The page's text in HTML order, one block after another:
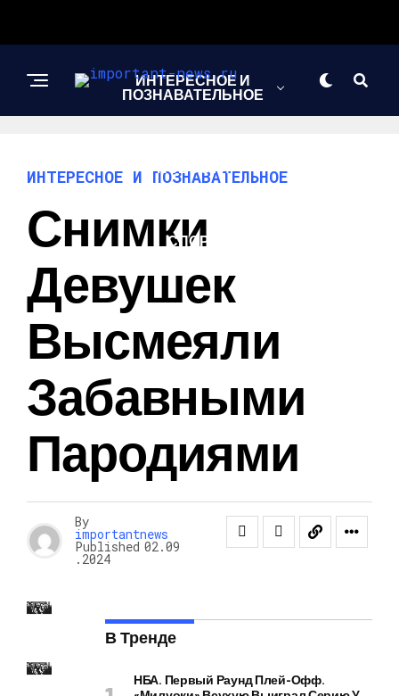
ИНТЕРЕСНОЕ И
ПОЗНАВАТЕЛЬНОЕ
НОВОСТИ
СПОРТ
ИНТЕРЕСНОЕ И ПОЗНАВАТЕЛЬНОЕ
Снимки
Девушек
Высмеяли
Забавными
Пародиями
By
importantnews
Published 02.09
.2024
В Тренде
НБА. Первый Раунд Плей-Офф.